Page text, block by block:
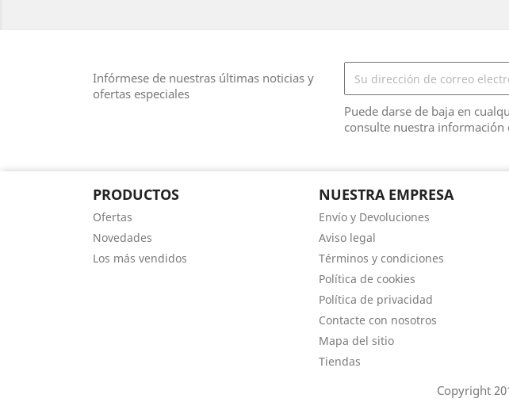
Infórmese de nuestras últimas noticias y
ofertas especiales
Puede darse de baja en
consulte nuestra información
PRODUCTOS
Ofertas
Novedades
Los más vendidos
NUESTRA EMPRESA
Envío y Devoluciones
Aviso legal
Términos y condiciones
Política de cookies
Política de privacidad
Contacte con nosotros
Mapa del sitio
Tiendas
Copyright